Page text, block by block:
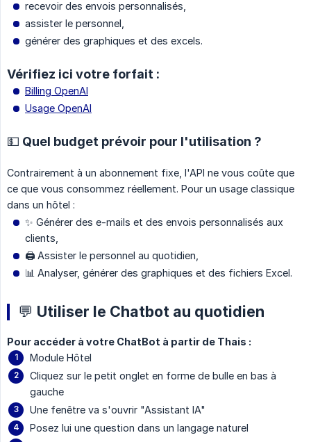
recevoir des envois personnalisés,
assister le personnel,
générer des graphiques et des excels.
Vérifiez ici votre forfait :
Billing OpenAI
Usage OpenAI
💵 Quel budget prévoir pour l'utilisation ?
Contrairement à un abonnement fixe, l'API ne vous coûte que
ce que vous consommez réellement. Pour un usage classique
dans un hôtel :
✨ Générer des e-mails et des envois personnalisés aux
clients,
🖨️ Assister le personnel au quotidien,
📊 Analyser, générer des graphiques et des fichiers Excel.
💬 Utiliser le Chatbot au quotidien
Pour accéder à votre ChatBot à partir de Thais :
Module Hôtel
Cliquez sur le petit onglet en forme de bulle en bas à
gauche
Une fenêtre va s'ouvrir "Assistant IA"
Posez lui une question dans un langage naturel